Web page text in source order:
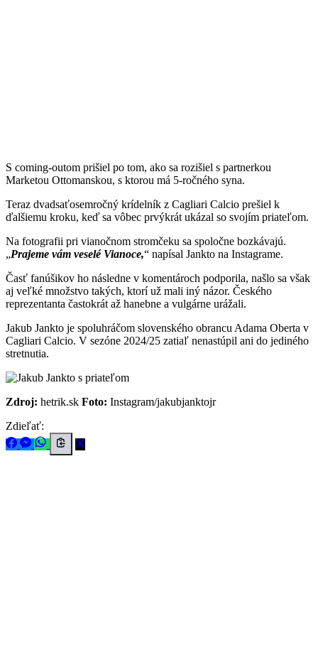
S coming-outom prišiel po tom, ako sa rozišiel s partnerkou
Marketou Ottomanskou, s ktorou má 5-ročného syna.
Teraz dvadsaťosemročný krídelník z Cagliari Calcio prešiel k
ďalšiemu kroku, keď sa vôbec prvýkrát ukázal so svojím priateľom.
Na fotografii pri vianočnom stromčeku sa spoločne bozkávajú.
Prajeme vám veselé Vianoce,
napísal Jankto na Instagrame.
Časť fanúšikov ho následne v komentároch podporila, našlo sa však
aj veľké množstvo takých, ktorí už mali iný názor. Českého
reprezentanta častokrát až hanebne a vulgárne urážali.
Jakub Jankto je spoluhráčom slovenského obrancu Adama Oberta v
Cagliari Calcio. V sezóne 2024/25 zatiaľ nenastúpil ani do jediného
stretnutia.
Zdroj: hetrik.sk Foto: Instagram/jakubjanktojr
Zdieľať: